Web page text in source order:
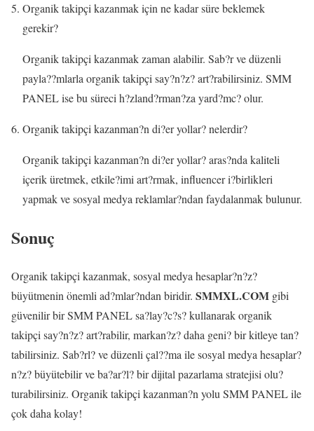
Organik takipçi kazanmak için ne kadar süre beklemek
gerekir?
Organik takipçi kazanmak zaman alabilir. Sab?r ve düzenli
payla??mlarla organik takipçi say?n?z? art?rabilirsiniz. SMM
PANEL ise bu süreci h?zland?rman?za yard?mc? olur.
Organik takipçi kazanman?n di?er yollar? nelerdir?
Organik takipçi kazanman?n di?er yollar? aras?nda kaliteli
içerik üretmek, etkile?imi art?rmak, influencer i?birlikleri
yapmak ve sosyal medya reklamlar?ndan faydalanmak bulunur.
Sonuç
Organik takipçi kazanmak, sosyal medya hesaplar?n?z?
büyütmenin önemli ad?mlar?ndan biridir. SMMXL.COM gibi
güvenilir bir SMM PANEL sa?lay?c?s? kullanarak organik
takipçi say?n?z? art?rabilir, markan?z? daha geni? bir kitleye tan?
tabilirsiniz. Sab?rl? ve düzenli çal??ma ile sosyal medya hesaplar?
n?z? büyütebilir ve ba?ar?l? bir dijital pazarlama stratejisi olu?
turabilirsiniz. Organik takipçi kazanman?n yolu SMM PANEL ile
çok daha kolay!